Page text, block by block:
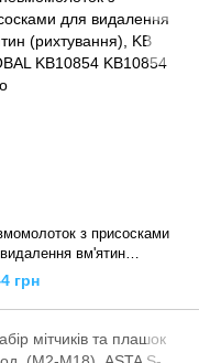
з присосками
вм'ятин
KB GLOBAL
грн